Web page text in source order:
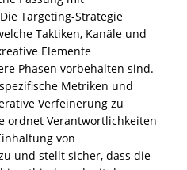
Targeting-Strategie
Taktiken, Kanäle und
Elemente
Phasen vorbehalten sind.
Metriken und
Verfeinerung zu
ordnet Verantwortlichkeiten
von
und stellt sicher, dass die